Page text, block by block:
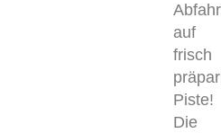
auf
frisch
Piste!
Die